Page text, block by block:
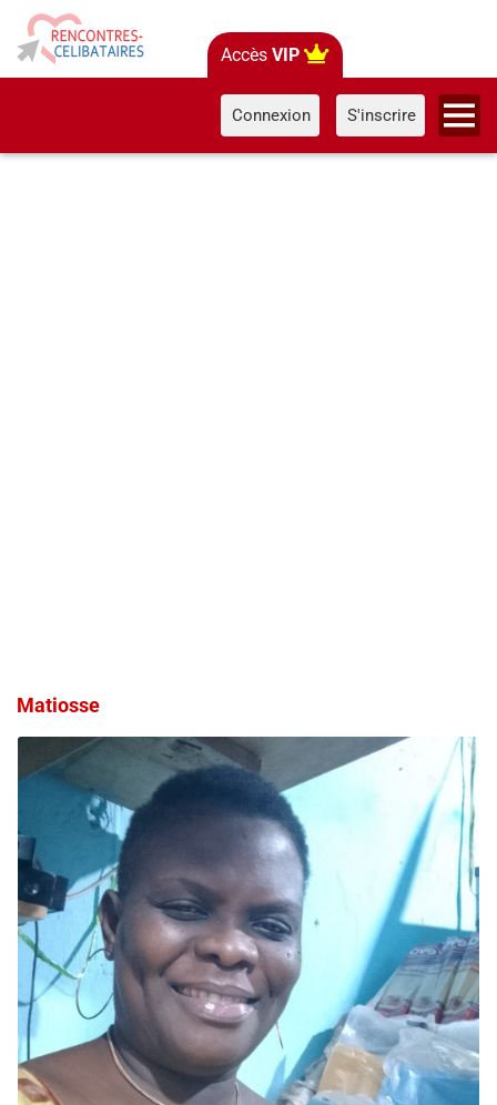
Accès VIP
Connexion S'inscrire
Matiosse